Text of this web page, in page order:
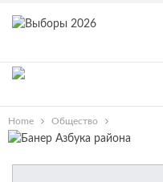
Home Общество